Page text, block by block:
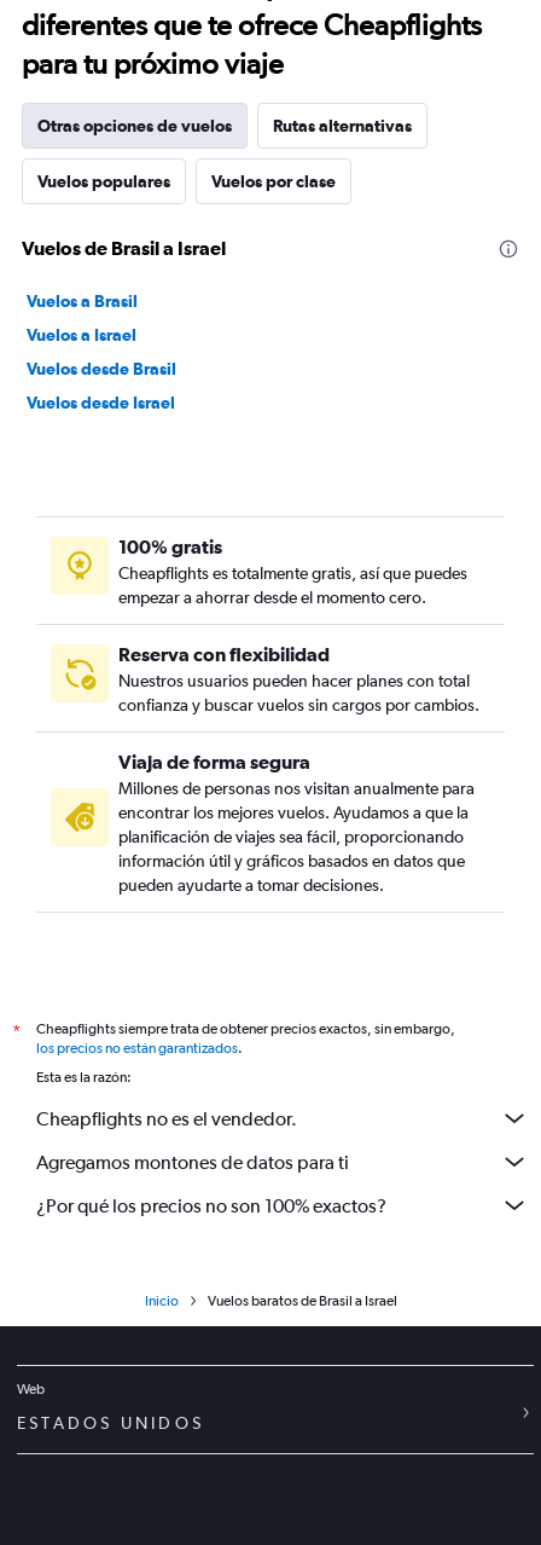
diferentes que te ofrece Cheapflights
para tu próximo viaje
Otras opciones de vuelos Rutas alternativas
Vuelos populares Vuelos por clase
Vuelos de Brasil a Israel
Vuelos a Brasil
Vuelos a Israel
Vuelos desde Brasil
Vuelos desde Israel
100% gratis
Cheapflights es totalmente gratis, así que puedes
empezar a ahorrar desde el momento cero.
Reserva con flexibilidad
Nuestros usuarios pueden hacer planes con total
confianza y buscar vuelos sin cargos por cambios.
Viaja de forma segura
Millones de personas nos visitan anualmente para
encontrar los mejores vuelos. Ayudamos a que la
planificación de viajes sea fácil, proporcionando
información útil y gráficos basados en datos que
pueden ayudarte a tomar decisiones.
*
Cheapflights siempre trata de obtener precios exactos, sin embargo,
los precios no están garantizados.
Esta es la razón:
Cheapflights no es el vendedor.
Agregamos montones de datos para ti
¿Por qué los precios no son 100% exactos?
Inicio Vuelos baratos de Brasil a Israel
Web
ESTADOS UNIDOS